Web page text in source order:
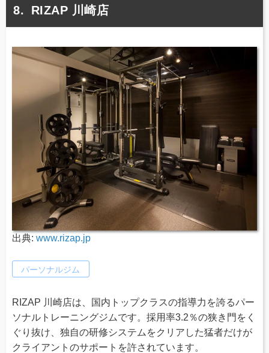
RIZAP 川崎店
出典: www.rizap.jp
パーソナルジム
RIZAP 川崎店は、国内トップクラスの指導力を誇るパー
ソナルトレーニングジムです。採用率3.2％の狭き門をく
ぐり抜け、独自の研修システムをクリアした猛者だけが
クライアントのサポートを許されています。